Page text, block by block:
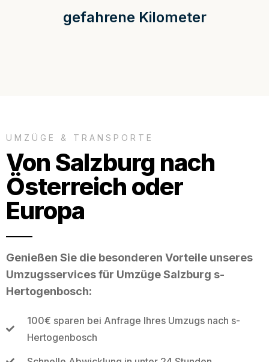
gefahrene Kilometer
UMZÜGE & TRANSPORTE
Von Salzburg nach
Österreich oder
Europa
Genießen Sie die besonderen Vorteile unseres
Umzugsservices für Umzüge Salzburg s-
Hertogenbosch:
100€ sparen bei Anfrage Ihres Umzugs nach s-
Hertogenbosch